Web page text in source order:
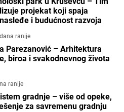
projekat koji spaja
i budućnost razvoja
ranije
Parezanović – Arhitektura
biroa i svakodnevnog života
ranije
gradnje – više od opeke,
za savremenu gradnju